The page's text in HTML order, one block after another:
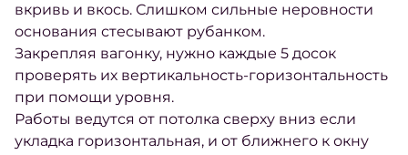
вкривь и вкось. Слишком сильные неровности
основания стесывают рубанком.
Закрепляя вагонку, нужно каждые 5 досок
проверять их вертикальность-горизонтальность
при помощи уровня.
Работы ведутся от потолка сверху вниз если
укладка горизонтальная, и от ближнего к окну